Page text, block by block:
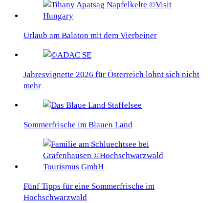
Urlaub am Balaton mit dem Vierbeiner
Jahresvignette 2026 für Österreich lohnt sich nicht
mehr
Sommerfrische im Blauen Land
Fünf Tipps für eine Sommerfrische im
Hochschwarzwald